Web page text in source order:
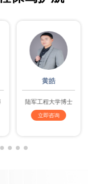
黄皓
陆军工程大学博士
立即咨询